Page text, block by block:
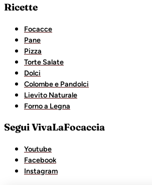
Ricette
Focacce
Pane
Pizza
Torte Salate
Dolci
Colombe e Pandolci
Lievito Naturale
Forno a Legna
Segui VivaLaFocaccia
Youtube
Facebook
Instagram